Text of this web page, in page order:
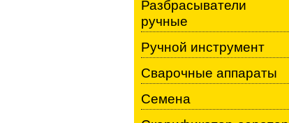
Разбрасыватели
ручные
Ручной инструмент
Сварочные аппараты
Семена